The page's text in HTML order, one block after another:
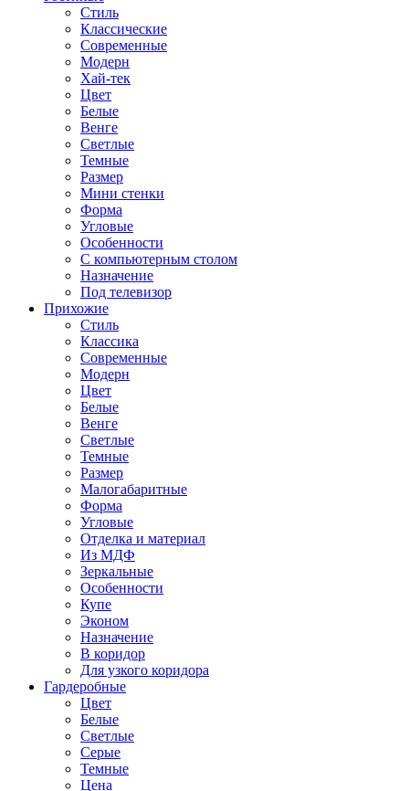
Стиль
Классические
Современные
Модерн
Хай-тек
Цвет
Белые
Венге
Светлые
Темные
Размер
Мини стенки
Форма
Угловые
Особенности
С компьютерным столом
Назначение
Под телевизор
Прихожие
Стиль
Классика
Современные
Модерн
Цвет
Белые
Венге
Светлые
Темные
Размер
Малогабаритные
Форма
Угловые
Отделка и материал
Из МДФ
Зеркальные
Особенности
Купе
Эконом
Назначение
В коридор
Для узкого коридора
Гардеробные
Цвет
Белые
Светлые
Серые
Темные
Цена